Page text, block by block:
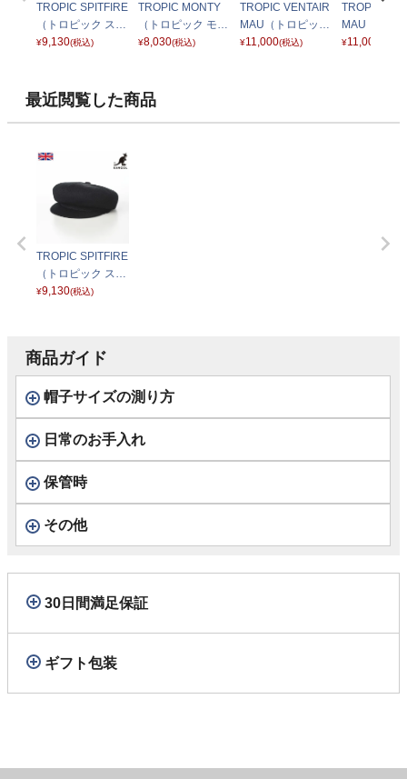
TROPIC SPITFIRE
（トロピック スピ
ットファイア） ネ
¥9,130(税込)
TROPIC MONTY
（トロピック モン
ティ） ブラック
¥8,030(税込)
TROPIC VENTAIR
MAU（トロピック
ベントエアー） ブ
¥11,000(税込)
TROPIC
MAU（トロ
ベントエア
¥11,000
最近閲覧した商品
TROPIC SPITFIRE
（トロピック スピ
ットファイア） ブ
¥9,130(税込)
商品ガイド
帽子サイズの測り方
日常のお手入れ
保管時
その他
30日間満足保証
ギフト包装